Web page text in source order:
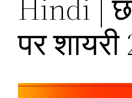
Hindi |
पर शायरी